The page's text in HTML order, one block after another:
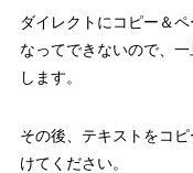
ダイレクトにコピー＆
なってできないので、
します。
その後、テキストをコ
けてください。